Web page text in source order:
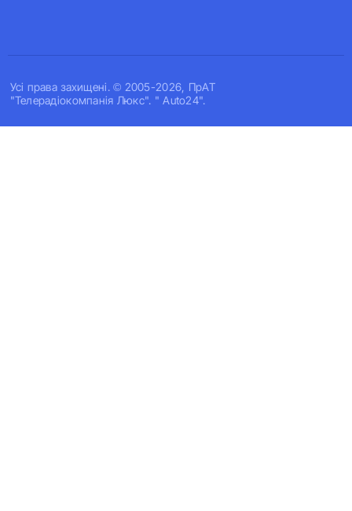
Усi права захищенi. © 2005-2026, ПрАТ
"Телерадіокомпанія Люкс". " Auto24".